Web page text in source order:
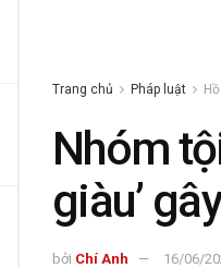
Trang chủ Pháp luật
Nhóm
giàu’
bởi Chí Anh 16/06/